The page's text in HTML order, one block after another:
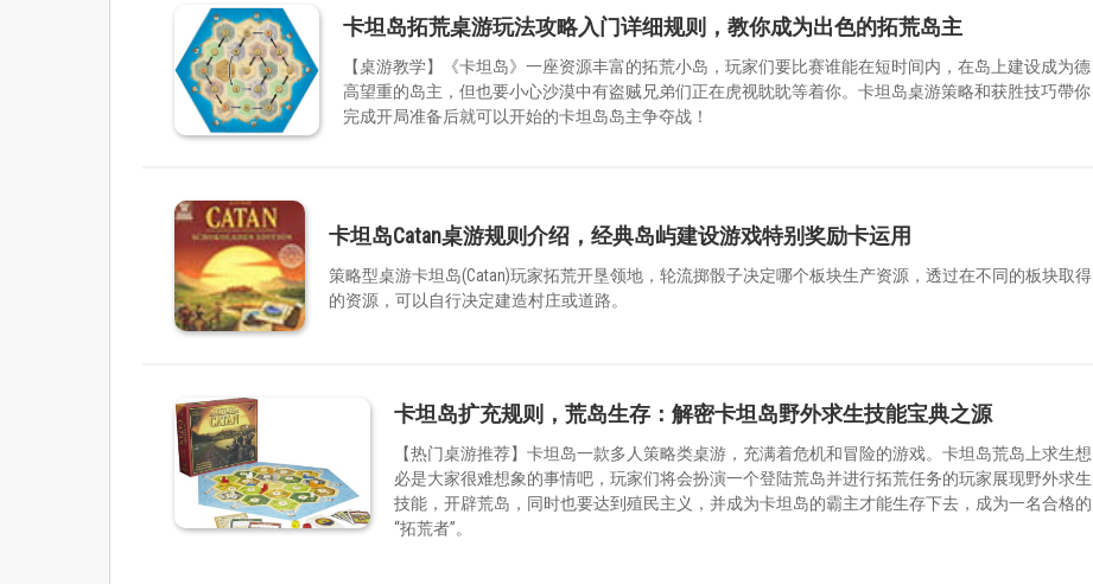
卡坦岛拓荒桌游玩法攻略入门详细规则，教你成为出色的拓荒岛主
【桌游教学】《卡坦岛》一座资源丰富的拓荒小岛，玩家们要比赛谁能在短时间内，在岛上建设成为德
高望重的岛主，但也要小心沙漠中有盗贼兄弟们正在虎视眈眈等着你。卡坦岛桌游策略和获胜技巧帶你
完成开局准备后就可以开始的卡坦岛岛主争夺战！
卡坦岛Catan桌游规则介绍，经典岛屿建设游戏特别奖励卡运用
策略型桌游卡坦岛(Catan)玩家拓荒开垦领地，轮流掷骰子决定哪个板块生产资源，透过在不同的板块取得
的资源，可以自行决定建造村庄或道路。
卡坦岛扩充规则，荒岛生存：解密卡坦岛野外求生技能宝典之源
【热门桌游推荐】卡坦岛一款多人策略类桌游，充满着危机和冒险的游戏。卡坦岛荒岛上求生想
必是大家很难想象的事情吧，玩家们将会扮演一个登陆荒岛并进行拓荒任务的玩家展现野外求生
技能，开辟荒岛，同时也要达到殖民主义，并成为卡坦岛的霸主才能生存下去，成为一名合格的
“拓荒者”。